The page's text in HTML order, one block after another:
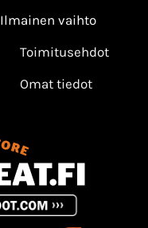
Ilmainen vaihto
Toimitusehdot
Omat tiedot